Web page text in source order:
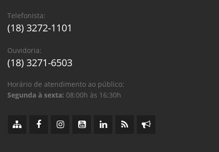
Telefonista:
(18) 3272-1101
Ouvidoria:
(18) 3271-6503
Horário de atendimento ao público:
Segunda à sexta: 08:00h às 16:30h